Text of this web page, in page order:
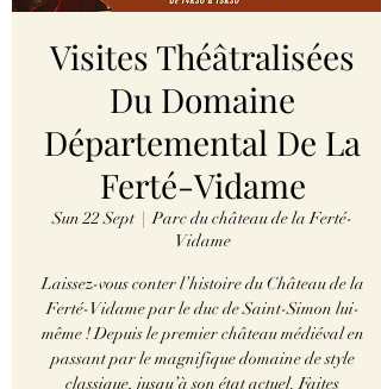
Visites Théâtralisées
Du Domaine
Départemental De La
Ferté-Vidame
Sun 22 Sept
  |
Parc du château de la Ferté-
Vidame
Laissez-vous conter l’histoire du Château de la
Ferté-Vidame par le duc de Saint-Simon lui-
même ! Depuis le premier château médiéval en
passant par le magnifique domaine de style
classique, jusqu’à son état actuel. Faites